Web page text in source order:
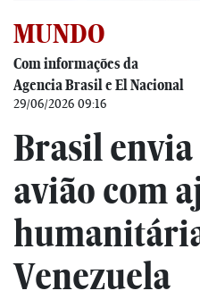
MUNDO
Com informações da
Agencia Brasil e El Nacional
29/06/2026 09:16
Brasil
avião com
Venezuela